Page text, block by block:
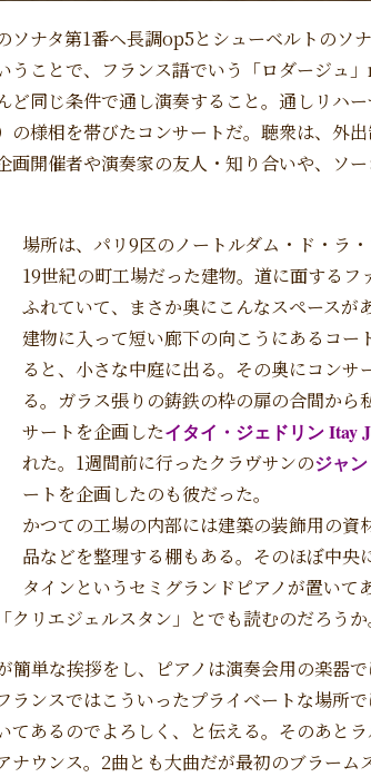
ソナタ第1番ヘ長調op5とシューベルトのソ
うことで、フランス語でいう「ロダージュ
ど同じ条件で通し演奏すること。通しリハ
の様相を帯びたコンサートだ。聴衆は、外
画開催者や演奏家の友人・知り合いや、ソ
場所は、パリ9区のノートルダム・ド・ラ
19世紀の町工場だった建物。道に面するフ
ふれていて、まさか奥にこんなスペースが
建物に入って短い廊下の向こうにあるコー
ると、小さな中庭に出る。その奥にコンサ
る。ガラス張りの鋳鉄の枠の扉の合間から
サートを企画したイタイ・ジェドリン Itay
れた。1週間前に行ったクラヴサンのジャ
ートを企画したのも彼だった。
かつての工場の内部には建築の装飾用の資
品などを整理する棚もある。そのほぼ中央
タインというセミグランドピアノが置いて
リエジェルスタン」とでも読むのだろうか
簡単な挨拶をし、ピアノは演奏会用の楽器
ンスではこういったプライベートな場所で
てあるのでよろしく、と伝える。そのあと
ナウンス。2曲とも大曲だが最初のブラーム